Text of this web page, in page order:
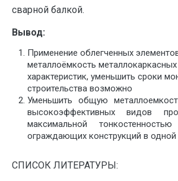
сварной балкой.
Вывод:
Применение облегченных
металлоёмкость
характеристик, уменьшить сроки
строительства возможно
Уменьшить общую
высокоэффективных видов
максимальной
ограждающих конструкций в одной
СПИСОК ЛИТЕРАТУРЫ: